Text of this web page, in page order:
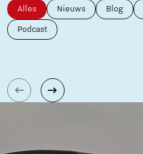
Alles Nieuws Blog
Podcast